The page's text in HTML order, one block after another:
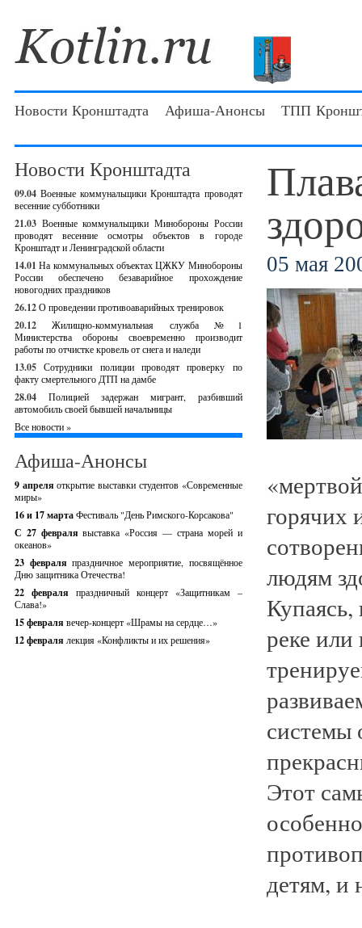
Новости Кронштадта Афиша-Анонсы ТПП
Новости Кронштадта
09.04 Военные коммунальщики Кронштадта проводят
весенние субботники
21.03 Военные коммунальщики Минобороны России
проводят весенние осмотры объектов в городе
Кронштадт и Ленинградской области
14.01 На коммунальных объектах ЦЖКУ Минобороны
России обеспечено безаварийное прохождение
новогодних праздников
26.12О проведении противоаварийных тренировок
20.12
Жилищно-коммунальная служба №1
Министерства обороны своевременно производит
работы по отчистке кровель от снега и наледи
13.05 Сотрудники полиции проводят проверку по
факту смертельного ДТП на дамбе
28.04
Полицией задержан мигрант, разбивший
автомобиль своей бывшей начальницы
Все новости »
Афиша-Анонсы
9 апреляоткрытие выставки студентов «Современные
миры»
16 и 17 мартаФестиваль "День Римского-Корсакова"
С 27 февралявыставка «Россия — страна морей и
океанов»
23 февраляпраздничное мероприятие, посвящённое
Дню защитника Отечества!
22 февраля праздничный концерт «Защитникам –
Слава!»
15 февраля вечер-концерт «Шрамы на сердце…»
12 февраля лекция «Конфликты и их решения»
05 мая
горячих
людям
реке или
системы
Этот
детям, и